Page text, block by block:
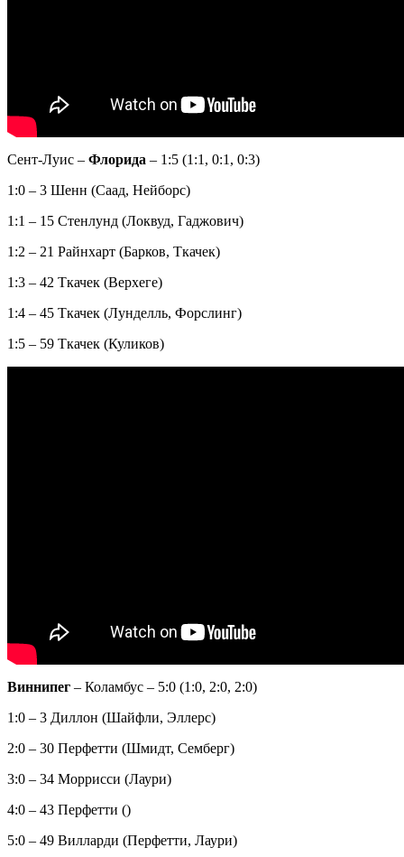
Сент-Луис – Флорида – 1:5 (1:1, 0:1, 0:3)
1:0 – 3 Шенн (Саад, Нейборс)
1:1 – 15 Стенлунд (Локвуд, Гаджович)
1:2 – 21 Райнхарт (Барков, Ткачек)
1:3 – 42 Ткачек (Верхеге)
1:4 – 45 Ткачек (Лунделль, Форслинг)
1:5 – 59 Ткачек (Куликов)
Виннипег – Коламбус – 5:0 (1:0, 2:0, 2:0)
1:0 – 3 Диллон (Шайфли, Эллерс)
2:0 – 30 Перфетти (Шмидт, Семберг)
3:0 – 34 Моррисси (Лаури)
4:0 – 43 Перфетти ()
5:0 – 49 Вилларди (Перфетти, Лаури)